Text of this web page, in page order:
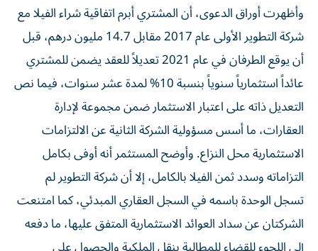
وأظهرت أوراق الدعوى، أن المشتري أبرم اتفاقية شراء الفيلا مع
شركة التطوير الأولى عام 2017 مقابل 14.7 مليون درهم، قبل
أن يوقع الطرفان في عام 2021 تعديلاً للعقد يضمن للمشتري
عائداً استثمارياً سنوياً بنسبة 10% لمدة عشر سنوات، فيما نص
التعديل ذاته على اعتبار الاستثمار ضمن مجموعة لإدارة
العقارات، ما أسس مسؤولية الشركة الثانية عن الالتزامات
الاستثمارية محل النزاع. وأوضح المستثمر أنه أوفى بكامل
التزاماته وسدد ثمن الفيلا بالكامل، إلا أن شركة التطوير لم
تسجل الوحدة باسمه في السجل العقاري المبدئي، كما امتنعت
الشركتان عن سداد العوائد الاستثمارية المتفق عليها، ما دفعه